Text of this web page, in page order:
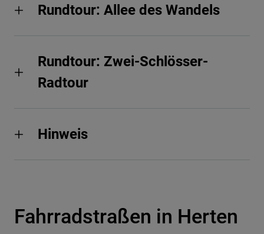
Rundtour: Allee des Wandels
Rundtour: Zwei-Schlösser-
Radtour
Hinweis
Fahrradstraßen in Herten